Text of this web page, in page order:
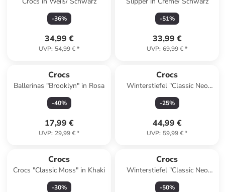
-36%
34,99 €
UVP: 54,99 €*
-51%
33,99 €
UVP: 69,99 €*
Crocs
Ballerinas "Brooklyn" in Rosa
-40%
17,99 €
UVP: 29,99 €*
Crocs
Winterstiefel "Classic Neo
Puff" in Schwarz
-25%
44,99 €
UVP: 59,99 €*
Crocs
Crocs "Classic Moss" in Khaki
-30%
Crocs
Winterstiefel "Classic Neo
Puff" in Dunkelblau
-50%